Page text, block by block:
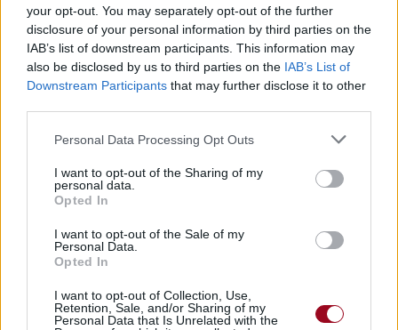
your opt-out. You may separately opt-out of the further
disclosure of your personal information by third parties on the
IAB’s list of downstream participants. This information may
also be disclosed by us to third parties on the IAB’s List of
Downstream Participants that may further disclose it to other
Personal Data Processing Opt Outs
I want to opt-out of the Sharing of my
personal data.
Opted In
I want to opt-out of the Sale of my
Personal Data.
Opted In
I want to opt-out of Collection, Use,
Retention, Sale, and/or Sharing of my
Personal Data that Is Unrelated with the
'Round and 'round she goes now Johnnie
Autour et autour, elle s'en va désormais, Johnnie
Johnnie took his his final rest
Johnnie a pris son dernier repos
Do another lap 'round the capstan Johnnie
'Round and 'round she goes
Autour et autour, elle s'en va
Dans un linceul fermé
And a stitch right through his nose
So do another lap 'round the capstan Johnnie
Alors faisons un autre tour autour du cabestan Johnnie